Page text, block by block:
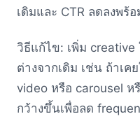
เดิมและ CTR ลดลงพ
วิธีแก้ไข: เพิ่ม
ต่างจากเดิม เช่น ถ้าเค
video หรือ carousel ห
กว้างขึ้นเพื่อลด